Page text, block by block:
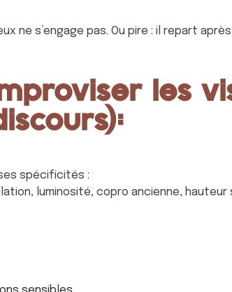
ne s’engage pas. Ou pire : il repart
les
spécificités :
luminosité, copro ancienne,